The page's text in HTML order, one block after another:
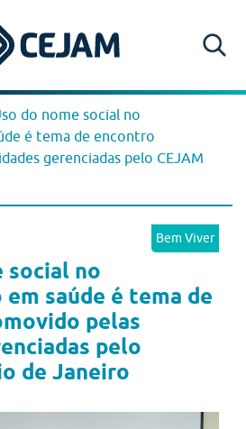
do nome social no
é tema de encontro
gerenciadas pelo CEJAM
Bem Viver
social no
saúde é tema de
pelas
pelo
de Janeiro